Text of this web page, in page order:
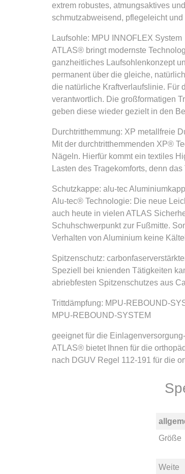
extrem robustes, atmungsaktives
schmutzabweisend, pflegeleicht und
Laufsohle: MPU INNOFLEX System
ATLAS® bringt modernste
ganzheitliches Laufsohlenkonzept
permanent über die gleiche,
die natürliche Kraftverlaufslinie. Für
verantwortlich. Die großformatigen
geben diese wieder gezielt in den
Durchtritthemmung: XP metallfreie
Mit der durchtritthemmenden XP®
Nägeln. Hierfür kommt ein textiles
Lasten des Tragekomforts, denn
Schutzkappe: alu-tec
Alu-tec® Technologie: Die neue
auch heute in vielen ATLAS
Schuhschwerpunkt zur Fußmitte.
Verhalten von Aluminium keine
Spitzenschutz:
Speziell bei knienden Tätigkeiten
abriebfesten Spitzenschutzes aus
Trittdämpfung: MPU-REBOUND-
MPU-REBOUND-SYSTEM
geeignet für die
ATLAS® bietet Ihnen für die
nach DGUV Regel 112-191 für die
Größe
Weite